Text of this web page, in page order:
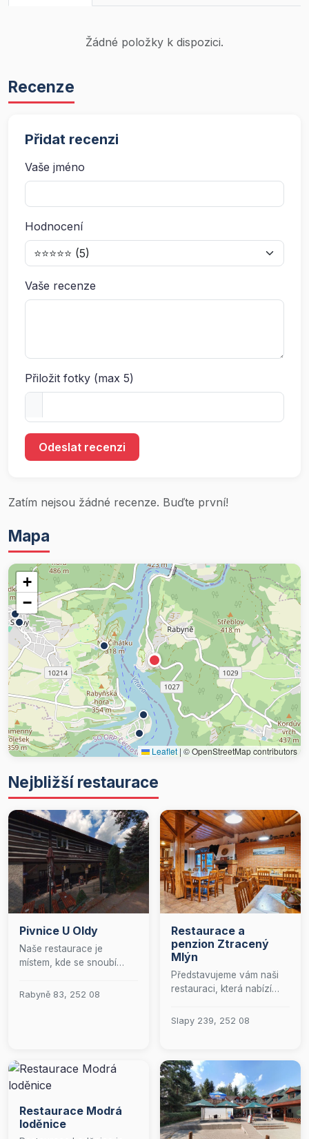
Žádné položky k dispozici.
Recenze
Přidat recenzi
Vaše jméno
Hodnocení
Vaše recenze
Přiložit fotky (max 5)
Odeslat recenzi
Zatím nejsou žádné recenze. Buďte první!
Mapa
+
−
Leaflet | © OpenStreetMap contributors
Nejbližší restaurace
Pivnice U Oldy
Naše restaurace je
místem, kde se snoubí
gastronomií. Zavítejte k
kvalitu. Věříme v sílu
skvělého jídla a přátelské
těšíme, že vás budeme
moci přivítat jako naše
Rabyně 83, 252 08
Restaurace a
penzion Ztracený
Mlýn
Představujeme vám naši
restauraci, která nabízí
kapacitou 60 míst v
zahrnuje široký výběr
teplých a studených
pokrmů, doplněný pestrou
nabídkou alkoholických i
nealkoholických nápojů. V
Slapy 239, 252 08
Restaurace Modrá
loděnice